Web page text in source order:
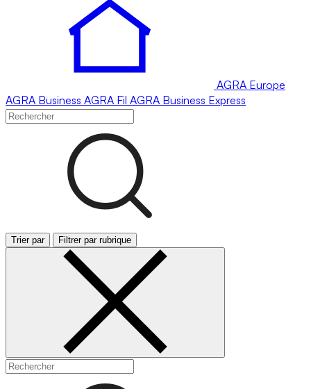
AGRA Europe
AGRA Business AGRA Fil AGRA Business Express
Trier par Filtrer par rubrique